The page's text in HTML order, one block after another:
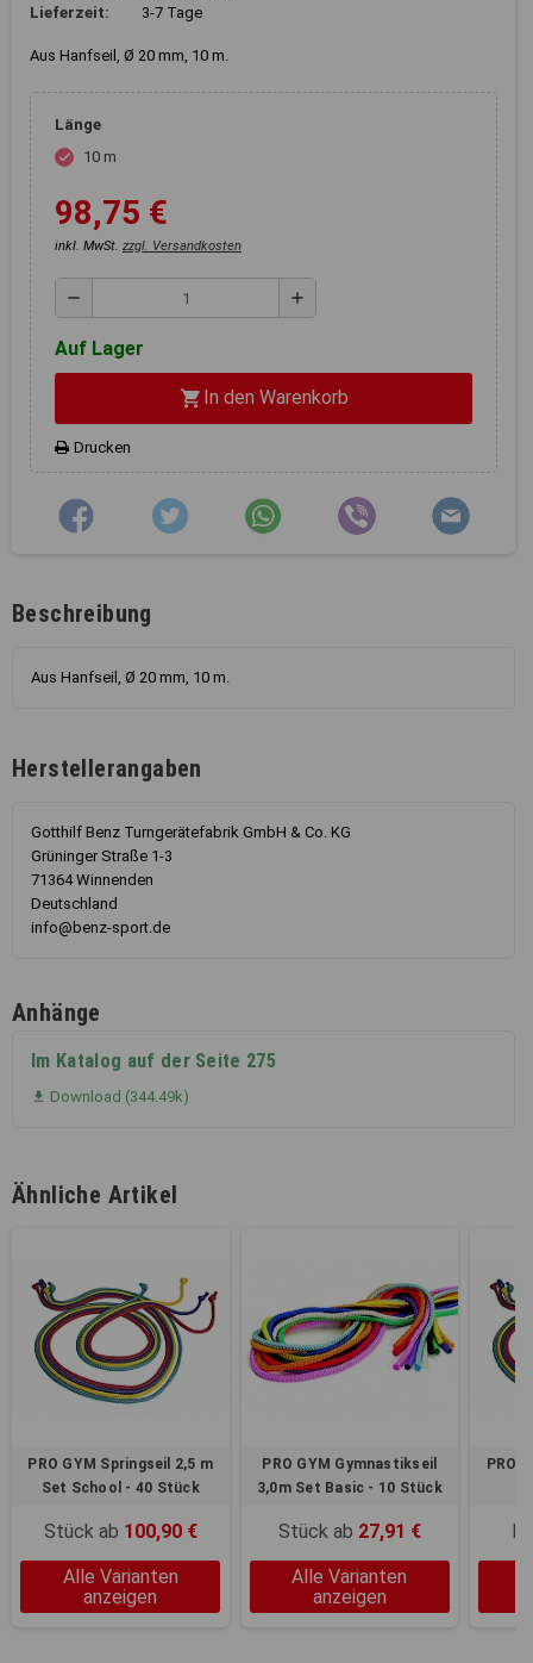
Navigation auf die
Lieferzeit:
3-7 Tage
Aus Hanfseil, Ø 20 mm, 10 m.
Länge
check 10 m
98,75 €
inkl. MwSt. zzgl. Versandkosten
remove add
Auf Lager
shopping_cart In den Warenkorb
Drucken
Beschreibung
Aus Hanfseil, Ø 20 mm, 10 m.
Herstellerangaben
Gotthilf Benz Turngerätefabrik GmbH & Co. KG
Grüninger Straße 1-3
71364 Winnenden
Deutschland
info@benz-sport.de
Anhänge
Im Katalog auf der Seite 275
 Download (344.49k)
Ähnliche Artikel
PRO GYM Springseil 2,5 m
Set School - 40 Stück
Stück ab 100,90 €
Alle Varianten
anzeigen
PRO GYM Gymnastikseil
3,0m Set Basic - 10 Stück
Stück ab 27,91 €
Alle Varianten
anzeigen
PRO